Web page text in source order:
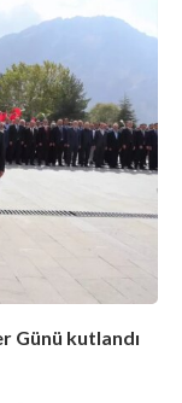
Günü kutlandı